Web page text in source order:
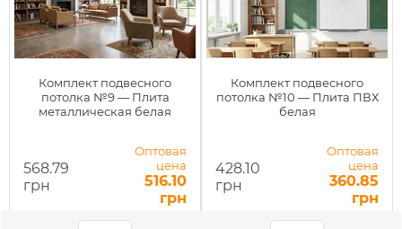
Комплект подвесного
потолка №9 — Плита
металлическая белая
568.79
грн
Оптовая
цена
516.10
грн
Комплект подвесного
потолка №10 — Плита ПВХ
белая
428.10
грн
Оптовая
цена
360.85
грн